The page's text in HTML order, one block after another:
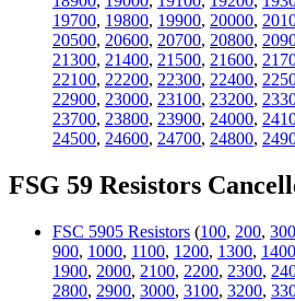
19700, 19800, 19900, 20000,
20500, 20600, 20700, 20800,
21300, 21400, 21500, 21600,
22100, 22200, 22300, 22400,
22900, 23000, 23100, 23200,
23700, 23800, 23900, 24000,
24500, 24600, 24700, 24800,
FSG 59 Resistors
FSC 5905 Resistors (100, 200, 300
900, 1000, 1100, 1200, 1300, 1400
1900, 2000, 2100, 2200, 2300,
2800, 2900, 3000, 3100, 3200,